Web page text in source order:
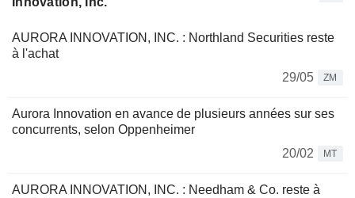
AURORA INNOVATION, INC. : Northland Securities reste
à l'achat
29/05
ZM
Aurora Innovation en avance de plusieurs années sur ses
concurrents, selon Oppenheimer
20/02
MT
AURORA INNOVATION, INC. : Needham & Co. reste à